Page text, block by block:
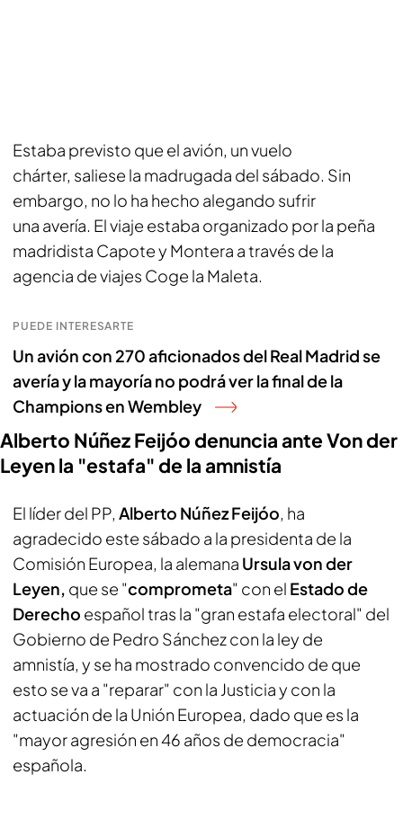
Estaba previsto que el avión, un vuelo
chárter, saliese la madrugada del sábado. Sin
embargo, no lo ha hecho alegando sufrir
una avería. El viaje estaba organizado por la peña
madridista Capote y Montera a través de la
agencia de viajes Coge la Maleta.
PUEDE INTERESARTE
Un avión con 270 aficionados del Real Madrid se
avería y la mayoría no podrá ver la final de la
Champions en Wembley
Alberto Núñez Feijóo denuncia ante Von der
Leyen la "estafa" de la amnistía
El líder del PP, Alberto Núñez Feijóo, ha
agradecido este sábado a la presidenta de la
Comisión Europea, la alemana Ursula von der
Leyen, que se "comprometa" con el Estado de
Derecho español tras la "gran estafa electoral" del
Gobierno de Pedro Sánchez con la ley de
amnistía, y se ha mostrado convencido de que
esto se va a "reparar" con la Justicia y con la
actuación de la Unión Europea, dado que es la
"mayor agresión en 46 años de democracia"
española.